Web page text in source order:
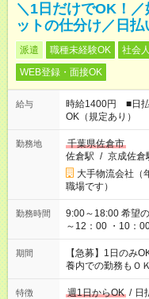
＼1日だけでOK！
ットの仕分け／日払
派遣 職種未経験OK 社会
WEB登録・面接OK
給与
時給1400円 ■日
OK（規定あり）
勤務地
千葉県佐倉市
佐倉駅 / 京成佐倉
大手物流会社（
職場です）
勤務時間
9:00～18:00 希望の時間帯を選べます！ ＜シフト例＞ ・8：30
～12：00 ・10：
22：00 ・22：00
期間
【急募】1日のみ
養内での勤務もＯ
特徴 週1日からOK / 日